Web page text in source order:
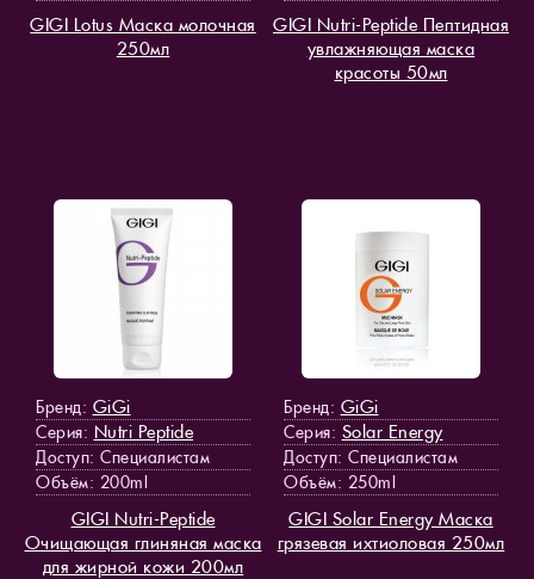
GIGI Lotus Маска молочная
250мл
GIGI Nutri-Peptide Пептидная
увлажняющая маска
красоты 50мл
Бренд: GiGi
Серия: Nutri Peptide
Доступ: Специалистам
Объём: 200ml
GIGI Nutri-Peptide
Очищающая глиняная маска
для жирной кожи 200мл
Бренд: GiGi
Серия: Solar Energy
Доступ: Специалистам
Объём: 250ml
GIGI Solar Energy Маска
грязевая ихтиоловая 250мл